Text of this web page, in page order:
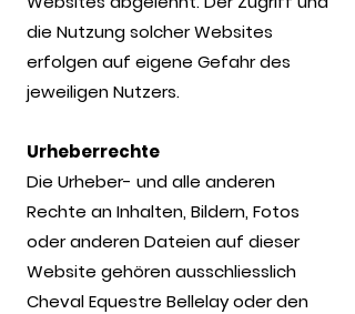
die Nutzung solcher Websites
erfolgen auf eigene Gefahr des
jeweiligen Nutzers.
Urheberrechte
Die Urheber- und alle anderen
Rechte an Inhalten, Bildern, Fotos
oder anderen Dateien auf dieser
Website gehören ausschliesslich
Cheval Equestre Bellelay oder den